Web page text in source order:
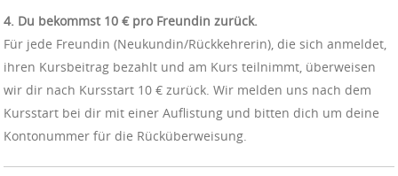
4. Du bekommst 10 € pro Freundin zurück.
Für jede Freundin (Neukundin/Rückkehrerin), die sich anmeldet,
ihren Kursbeitrag bezahlt und am Kurs teilnimmt, überweisen
wir dir nach Kursstart 10 € zurück. Wir melden uns nach dem
Kursstart bei dir mit einer Auflistung und bitten dich um deine
Kontonummer für die Rücküberweisung.